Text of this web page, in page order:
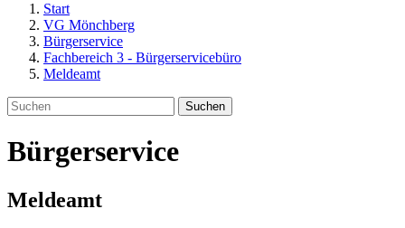
Start
VG Mönchberg
Bürgerservice
Fachbereich 3 - Bürgerservicebüro
Meldeamt
Suchen
Bürgerservice
Meldeamt